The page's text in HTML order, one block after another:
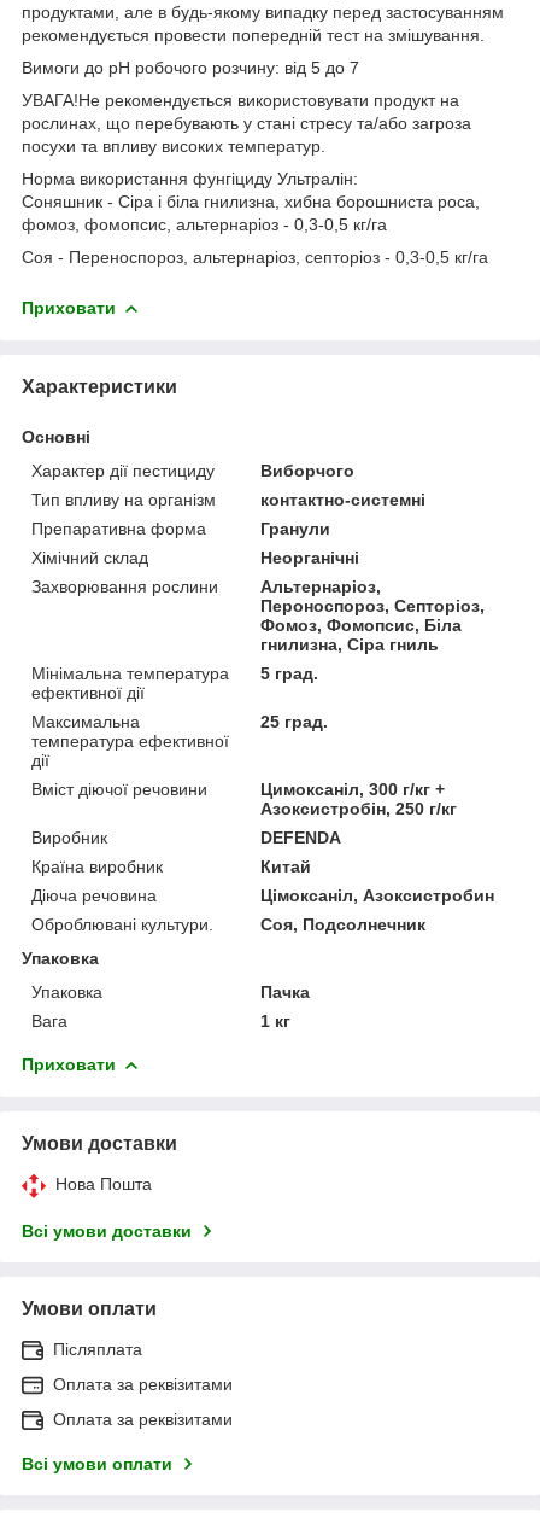
продуктами, але в будь-якому випадку перед застосуванням
рекомендується провести попередній тест на змішування.
Вимоги до рН робочого розчину: від 5 до 7
УВАГА!Не рекомендується використовувати продукт на
рослинах, що перебувають у стані стресу та/або загроза
посухи та впливу високих температур.
Норма використання фунгіциду Ультралін:
Соняшник - Сіра і біла гнилизна, хибна борошниста роса,
фомоз, фомопсис, альтернаріоз - 0,3-0,5 кг/га
Соя - Переноспороз, альтернаріоз, септоріоз - 0,3-0,5 кг/га
Приховати
Характеристики
Основні
Характер дії пестициду
Виборчого
Тип впливу на організм
контактно-системні
Препаративна форма
Гранули
Хімічний склад
Неорганічні
Захворювання рослини
Альтернаріоз,
Пероноспороз, Септоріоз,
Фомоз, Фомопсис, Біла
гнилизна, Сіра гниль
Мінімальна температура
ефективної дії
5 град.
Максимальна
температура ефективної
дії
25 град.
Вміст діючої речовини
Цимоксаніл, 300 г/кг +
Азоксистробін, 250 г/кг
Виробник
DEFENDA
Країна виробник
Китай
Діюча речовина
Цімоксаніл, Азоксистробин
Оброблювані культури.
Соя, Подсолнечник
Упаковка
Упаковка
Пачка
Вага
1 кг
Приховати
Умови доставки
Нова Пошта
Всі умови доставки
Умови оплати
Післяплата
Оплата за реквізитами
Оплата за реквізитами
Всі умови оплати